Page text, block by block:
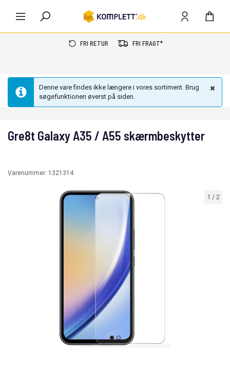
FRI RETUR FRI FRAGT*
Denne vare findes ikke længere i vores sortiment. Brug
søgefunktionen øverst på siden.
1 / 2
Gre8t Galaxy A35 / A55 skærmbeskytter
Varenummer: 1321314